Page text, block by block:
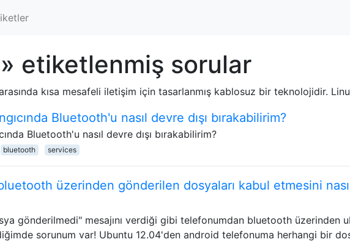
etiketlenmiş sorular
kısa mesafeli iletişim için tasarlanmış kablosuz bir teknolojidir.
Bluetooth'u nasıl devre dışı bırakabilirim?
Bluetooth'u nasıl devre dışı bırakabilirim?
bluetooth services
üzerinden gönderilen dosyaları kabul etmesini
gönderilmedi" mesajını verdiği gibi telefonumdan bluetooth üzerinden
sorunum var! Ubuntu 12.04'den android telefonuma herhangi bir